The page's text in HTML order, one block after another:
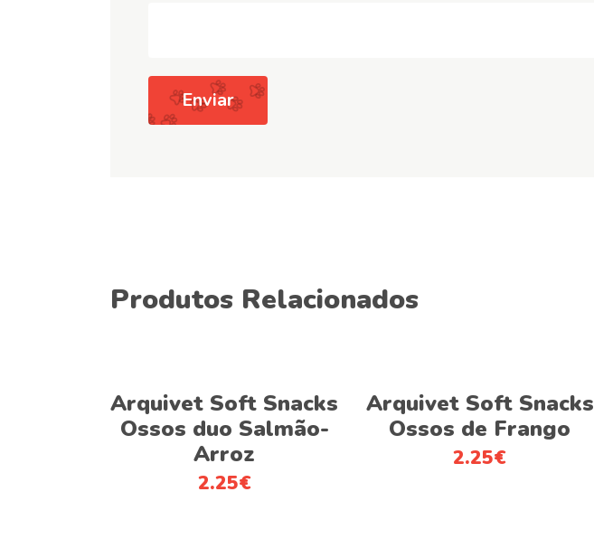
Produtos Relacionados
Adicionar
Arquivet Soft Snacks
Ossos duo Salmão-
Arroz
2.25€
Adicionar
Arquivet Soft Snacks
Ossos de Frango
2.25€